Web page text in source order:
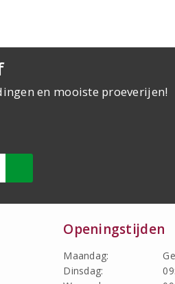
en mooiste proeverijen!
Openingstijden
Maandag:
Dinsdag: